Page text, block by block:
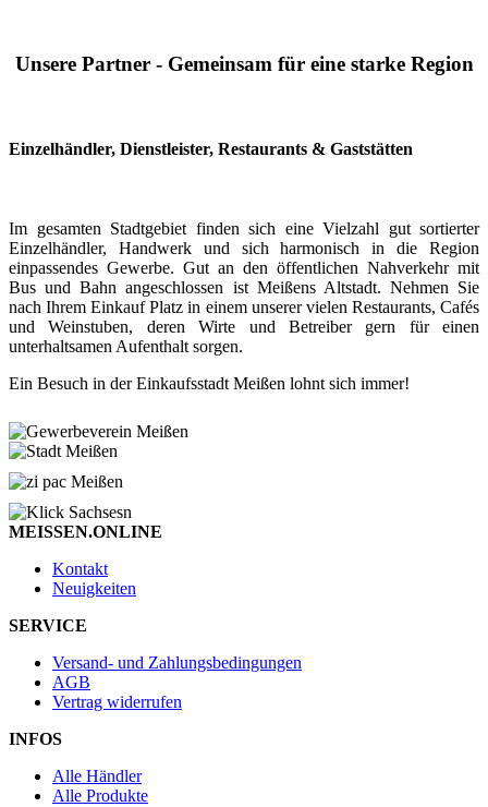
Unsere Partner - Gemeinsam für eine starke Region
Einzelhändler, Dienstleister, Restaurants & Gaststätten
Im gesamten Stadtgebiet finden sich eine Vielzahl gut sortierter
Einzelhändler, Handwerk und sich harmonisch in die Region
einpassendes Gewerbe. Gut an den öffentlichen Nahverkehr mit
Bus und Bahn angeschlossen ist Meißens Altstadt. Nehmen Sie
nach Ihrem Einkauf Platz in einem unserer vielen Restaurants, Cafés
und Weinstuben, deren Wirte und Betreiber gern für einen
unterhaltsamen Aufenthalt sorgen.
Ein Besuch in der Einkaufsstadt Meißen lohnt sich immer!
MEISSEN.ONLINE
Kontakt
Neuigkeiten
SERVICE
Versand- und Zahlungsbedingungen
AGB
Vertrag widerrufen
INFOS
Alle Händler
Alle Produkte